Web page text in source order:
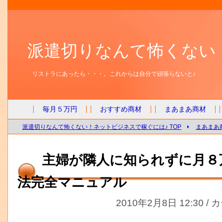
派遣切りなんて怖くな
リストラにあったら・・・。これからは自分で頑張らないと♪
毎月５万円 おすすめ商材 まあまあ商材
派遣切りなんて怖くない！ネットビジネスで稼ぐには♪ TOP まあまあ
主婦が隣人に知られずに月
法完全マニュアル
2010年2月8日 12:30 /